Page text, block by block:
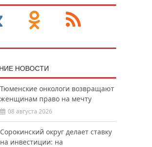
НОВОСТИ
Тюменские онкологи возвращают
женщинам право на мечту
08 августа 2026
Сорокинский округ делает ставку
на инвестиции: на